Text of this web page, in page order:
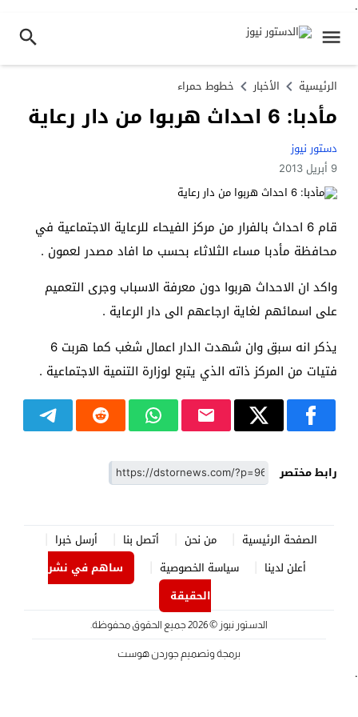
.
الرئيسية الأخبار خطوط حمراء
مأدبا: 6 احداث هربوا من دار رعاية
دستور نيوز
9 أبريل 2013
قام 6 احداث بالفرار من مركز الفيحاء للرعاية الاجتماعية في
محافظة مأدبا مساء الثلاثاء بحسب ما افاد مصدر لعمون .
واكد ان الاحداث هربوا دون معرفة الاسباب وجرى التعميم
على اسمائهم لغاية ارجاعهم الى دار الرعاية .
يذكر انه سبق وان شهدت الدار اعمال شغب كما هربت 6
فتيات من المركز ذاته الذي يتبع لوزارة التنمية الاجتماعية .
رابط مختصر
الصفحة الرئيسية من نحن أتصل بنا
أرسل خبرا
أعلن لدينا
سياسة الخصوصية
ساهم في نشر
الحقيقة
الدستور نيوز © 2026 جميع الحقوق محفوظة.
برمجة وتصميم جوردن هوست
.